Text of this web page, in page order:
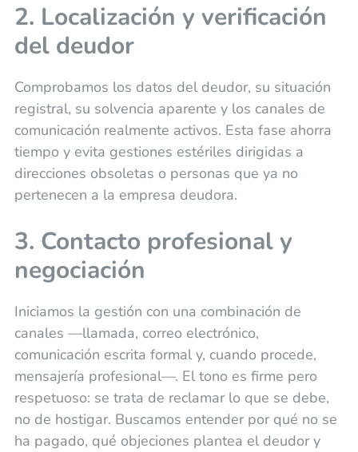
2. Localización y verificación
del deudor
Comprobamos los datos del deudor, su situación
registral, su solvencia aparente y los canales de
comunicación realmente activos. Esta fase ahorra
tiempo y evita gestiones estériles dirigidas a
direcciones obsoletas o personas que ya no
pertenecen a la empresa deudora.
3. Contacto profesional y
negociación
Iniciamos la gestión con una combinación de
canales —llamada, correo electrónico,
comunicación escrita formal y, cuando procede,
mensajería profesional—. El tono es firme pero
respetuoso: se trata de reclamar lo que se debe,
no de hostigar. Buscamos entender por qué no se
ha pagado, qué objeciones plantea el deudor y